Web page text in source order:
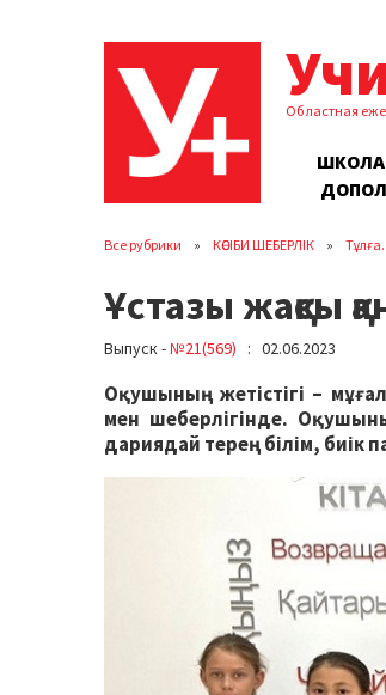
Областная
ШКОЛА
Все рубрики КӘСІБИ ШЕБЕРЛІК
Ұстазы жақсы
Выпуск -№21(569) : 02.06.2023
Оқушының жетістігі –
мен шеберлігінде.
дариядай терең білім, биік